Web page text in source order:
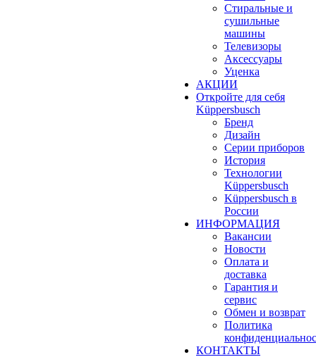
Стиральные и
сушильные
машины
Телевизоры
Аксессуары
Уценка
АКЦИИ
Откройте для себя
Küppersbusch
Бренд
Дизайн
Серии приборов
История
Технологии
Küppersbusch
Küppersbusch в
России
ИНФОРМАЦИЯ
Вакансии
Новости
Оплата и
доставка
Гарантия и
сервис
Обмен и возврат
Политика
КОНТАКТЫ